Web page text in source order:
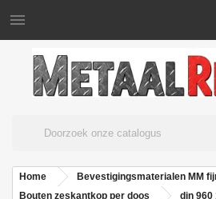

Home
Bevestigingsmaterialen MM
Bouten zeskantkop per doos
din 960